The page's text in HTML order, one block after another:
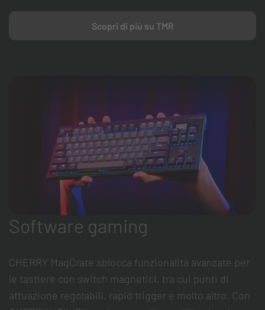
Scopri di più su TMR
Software gaming
CHERRY MagCrate sblocca funzionalità avanzate per
le tastiere con switch magnetici, tra cui punti di
attuazione regolabili, rapid trigger e molto altro. Con